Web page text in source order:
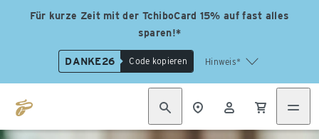
Für kurze Zeit mit der TchiboCard 15% auf fast alles
sparen!*
DANKE26 Code kopieren Hinweis*